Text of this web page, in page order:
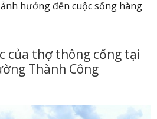
hưởng đến cuộc sống hàng
của thợ thông cống tại
Thành Công